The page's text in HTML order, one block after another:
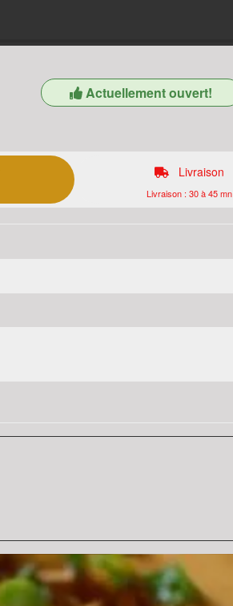
Actuellement ouvert!
Livraison
Livraison : 30 à 45 mn